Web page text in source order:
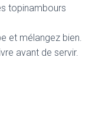
topinambours
et mélangez bien.
avant de servir.